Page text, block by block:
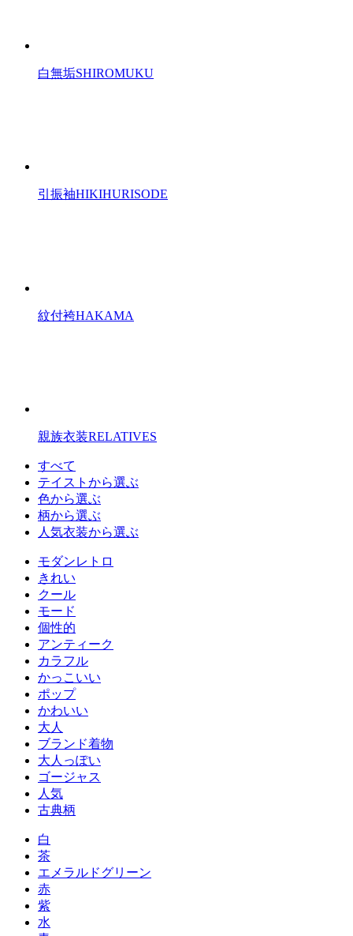
白無垢SHIROMUKU
引振袖HIKIHURISODE
紋付袴HAKAMA
親族衣装RELATIVES
すべて
テイストから選ぶ
色から選ぶ
柄から選ぶ
人気衣装から選ぶ
モダンレトロ
きれい
クール
モード
個性的
アンティーク
カラフル
かっこいい
ポップ
かわいい
大人
ブランド着物
大人っぽい
ゴージャス
人気
古典柄
白
茶
エメラルドグリーン
赤
紫
水